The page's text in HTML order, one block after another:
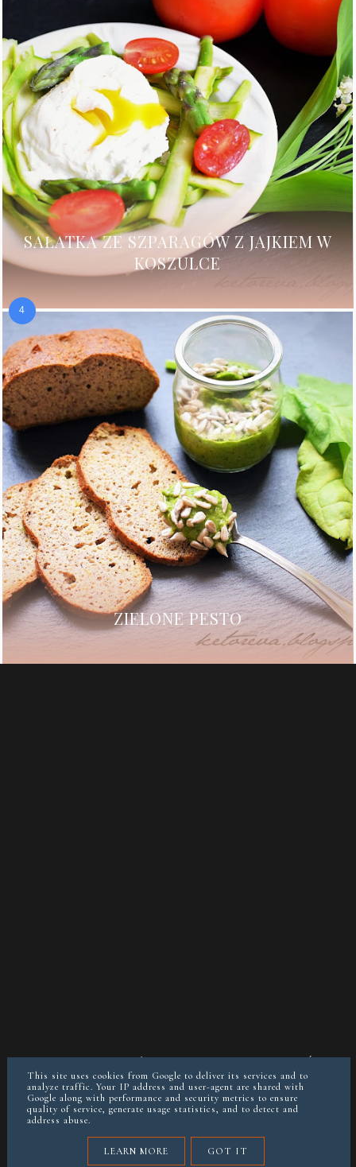
SAŁATKA ZE SZPARAGÓW Z JAJKIEM W
KOSZULCE
ZIELONE PESTO
POSTAW MI KAWĘ JEŚLI CHCESZ
instagram @keto__reva
COPYRIGHT ©KETOREVA.PL (BLOG&DIETETYKA)
BLOG DESIGN:
KAROGRAFIA.PL
This site uses cookies from Google to deliver its services and to
analyze traffic. Your IP address and user-agent are shared with
Google along with performance and security metrics to ensure
quality of service, generate usage statistics, and to detect and
address abuse.
LEARN MORE GOT IT